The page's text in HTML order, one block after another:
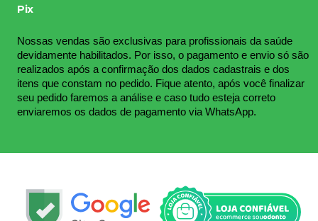
Pix
Nossas vendas são exclusivas para profissionais da saúde
devidamente habilitados. Por isso, o pagamento e envio só são
realizados após a confirmação dos dados cadastrais e dos
itens que constam no pedido. Fique atento, após você finalizar
seu pedido faremos a análise e caso tudo esteja correto
enviaremos os dados de pagamento via WhatsApp.